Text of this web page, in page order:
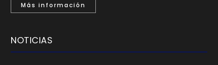
Más información
NOTICIAS